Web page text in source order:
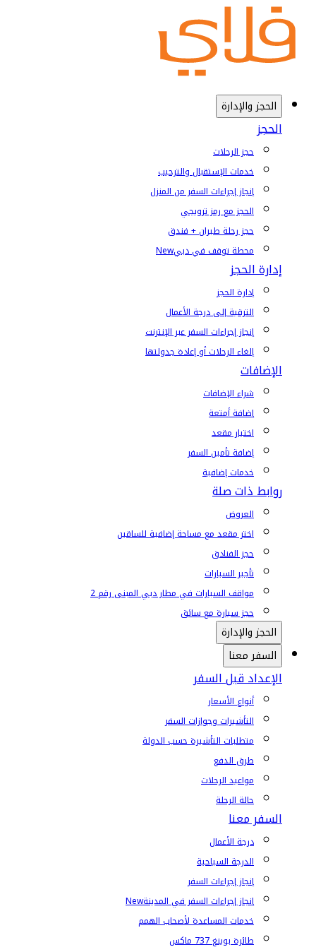
الحجز والإدارة
الحجز
حجز الرحلات
خدمات الإستقبال والترحيب
إنجاز إجراءات السفر من المنزل
الحجز مع رمز ترويجي
حجز رحلة طيران + فندق
محطة توقف في دبيNew
إدارة الحجز
إدارة الحجز
الترقية إلى درجة الأعمال
إنجاز إجراءات السفر عبر الإنترنت
إلغاء الرحلات أو إعادة جدولتها
الإضافات
شراء الإضافات
إضافة أمتعة
اختيار مقعد
إضافة تأمين السفر
خدمات إضافية
روابط ذات صلة
العروض
اختر مقعد مع مساحة إضافية للساقين
حجز الفنادق
تأجير السيارات
مواقف السيارات في مطار دبي المبنى رقم 2
حجز سيارة مع سائق
الحجز والإدارة
السفر معنا
الإعداد قبل السفر
أنواع الأسعار
التأشيرات وجوازات السفر
متطلبات التأشيرة حسب الدولة
طرق الدفع
مواعيد الرحلات
حالة الرحلة
السفر معنا
درجة الأعمال
الدرجة السياحية
إنجاز إجراءات السفر
إنجاز إجراءات السفر في المدينةNew
خدمات المساعدة لأصحاب الهمم
طائرة بوينغ 737 ماكس